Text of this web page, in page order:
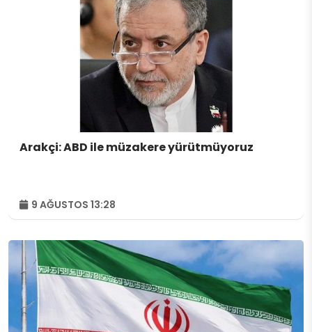
Arakçi: ABD ile müzakere yürütmüyoruz
9 AĞUSTOS 13:28